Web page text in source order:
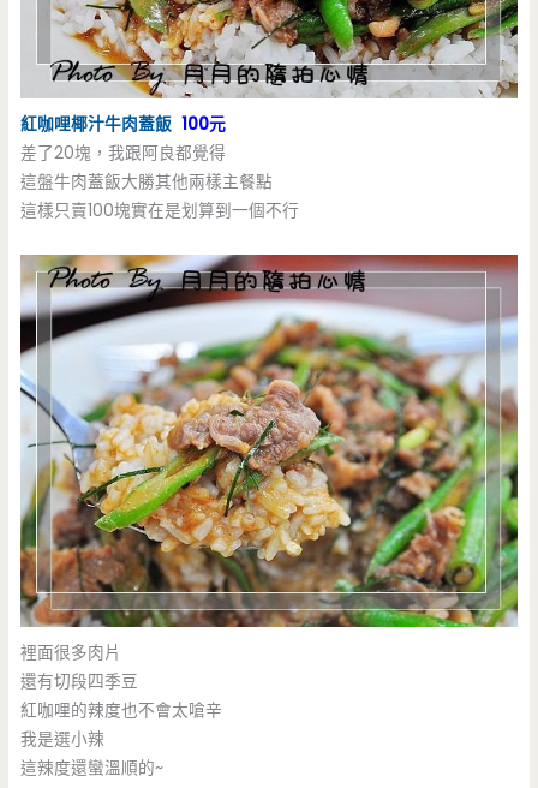
紅咖哩椰汁牛肉蓋飯 100元
差了20塊，我跟阿良都覺得
這盤牛肉蓋飯大勝其他兩樣主餐點
這樣只賣100塊實在是划算到一個不行
裡面很多肉片
還有切段四季豆
紅咖哩的辣度也不會太嗆辛
我是選小辣
這辣度還蠻溫順的~